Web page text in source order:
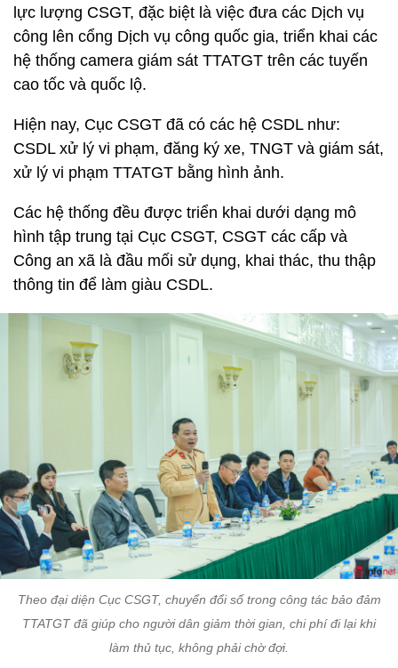
lực lượng CSGT, đặc biệt là việc đưa các Dịch vụ
công lên cổng Dịch vụ công quốc gia, triển khai các
hệ thống camera giám sát TTATGT trên các tuyến
cao tốc và quốc lộ.
Hiện nay, Cục CSGT đã có các hệ CSDL như:
CSDL xử lý vi phạm, đăng ký xe, TNGT và giám sát,
xử lý vi phạm TTATGT bằng hình ảnh.
Các hệ thống đều được triển khai dưới dạng mô
hình tập trung tại Cục CSGT, CSGT các cấp và
Công an xã là đầu mối sử dụng, khai thác, thu thập
thông tin để làm giàu CSDL.
Theo đại diện Cục CSGT, chuyển đổi số trong công tác bảo đảm
TTATGT đã giúp cho người dân giảm thời gian, chi phí đi lại khi
làm thủ tục, không phải chờ đợi.